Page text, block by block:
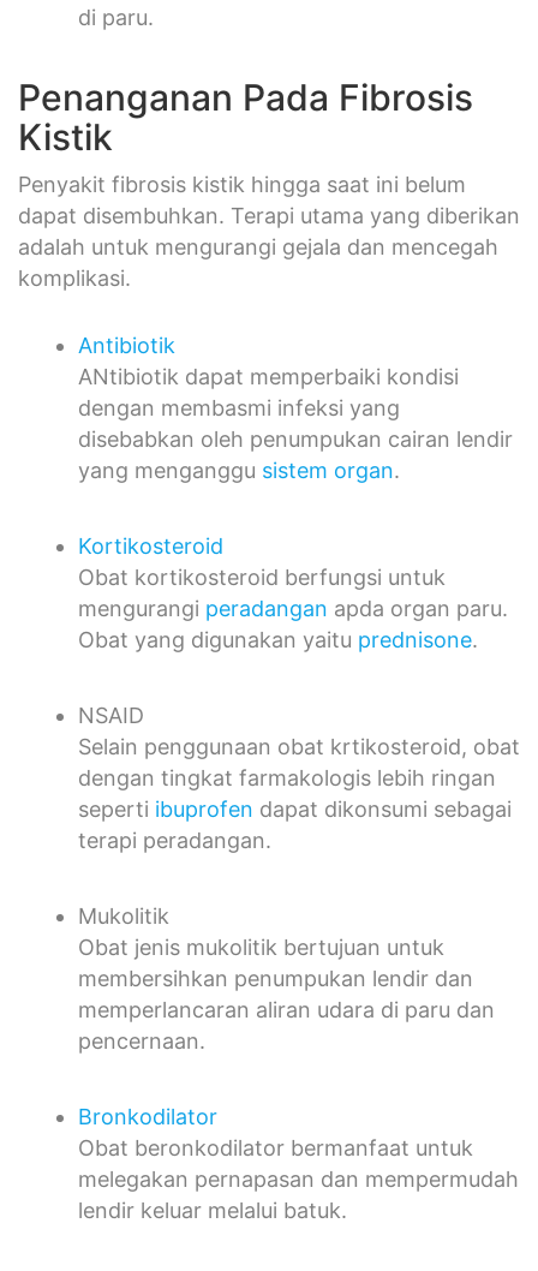
di paru.
Penanganan Pada Fibrosis
Kistik
Penyakit fibrosis kistik hingga saat ini belum
dapat disembuhkan. Terapi utama yang diberikan
adalah untuk mengurangi gejala dan mencegah
komplikasi.
Antibiotik
ANtibiotik dapat memperbaiki kondisi
dengan membasmi infeksi yang
disebabkan oleh penumpukan cairan lendir
yang menganggu sistem organ.
Kortikosteroid
Obat kortikosteroid berfungsi untuk
mengurangi peradangan apda organ paru.
Obat yang digunakan yaitu prednisone.
NSAID
Selain penggunaan obat krtikosteroid, obat
dengan tingkat farmakologis lebih ringan
seperti ibuprofen dapat dikonsumi sebagai
terapi peradangan.
Mukolitik
Obat jenis mukolitik bertujuan untuk
membersihkan penumpukan lendir dan
memperlancaran aliran udara di paru dan
pencernaan.
Bronkodilator
Obat beronkodilator bermanfaat untuk
melegakan pernapasan dan mempermudah
lendir keluar melalui batuk.